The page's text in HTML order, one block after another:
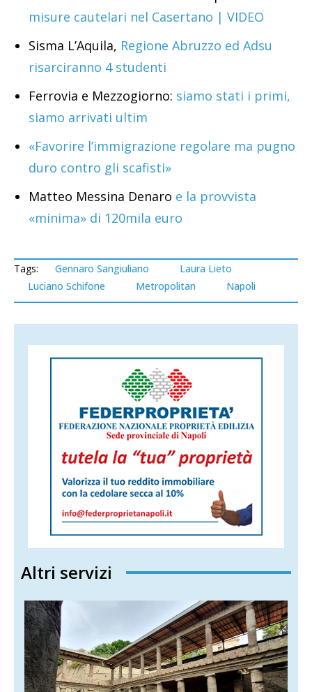
misure cautelari nel Casertano | VIDEO
Sisma L’Aquila, Regione Abruzzo ed Adsu
risarciranno 4 studenti
Ferrovia e Mezzogiorno: siamo stati i primi,
siamo arrivati ultim
«Favorire l’immigrazione regolare ma pugno
duro contro gli scafisti»
Matteo Messina Denaro e la provvista
«minima» di 120mila euro
Tags: Gennaro Sangiuliano
Laura Lieto
Luciano Schifone
Metropolitan Napoli
Altri servizi